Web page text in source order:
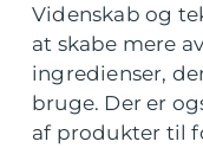
Videnskab og
at skabe mere
ingredienser,
bruge. Der er
af produkter til